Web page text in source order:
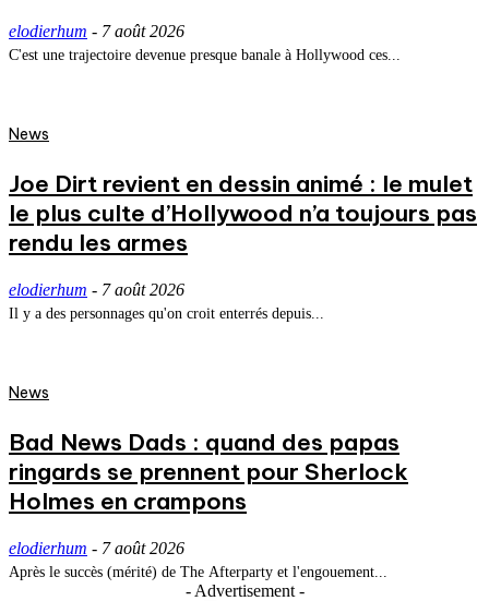
elodierhum - 7 août 2026
C'est une trajectoire devenue presque banale à Hollywood ces...
News
Joe Dirt revient en dessin animé : le mulet
le plus culte d’Hollywood n’a toujours pas
rendu les armes
elodierhum - 7 août 2026
Il y a des personnages qu'on croit enterrés depuis...
News
Bad News Dads : quand des papas
ringards se prennent pour Sherlock
Holmes en crampons
elodierhum - 7 août 2026
Après le succès (mérité) de The Afterparty et l'engouement...
- Advertisement -